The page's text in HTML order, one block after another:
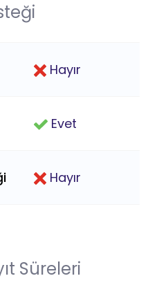
Hayır
Evet
Hayır
Süreleri